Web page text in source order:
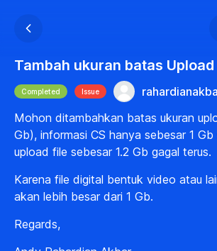
Tambah ukuran batas Upload
Completed Issue
Mohon ditambahkan batas ukuran
Gb), informasi CS hanya sebesar 1 Gb
upload file sebesar 1.2 Gb gagal terus.
Karena file digital bentuk video atau
akan lebih besar dari 1 Gb.
Regards,